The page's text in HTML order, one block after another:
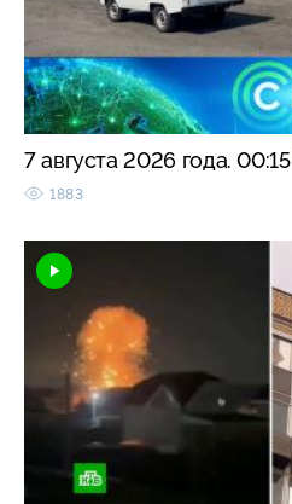
7 августа 2026 года. 00:15
1883